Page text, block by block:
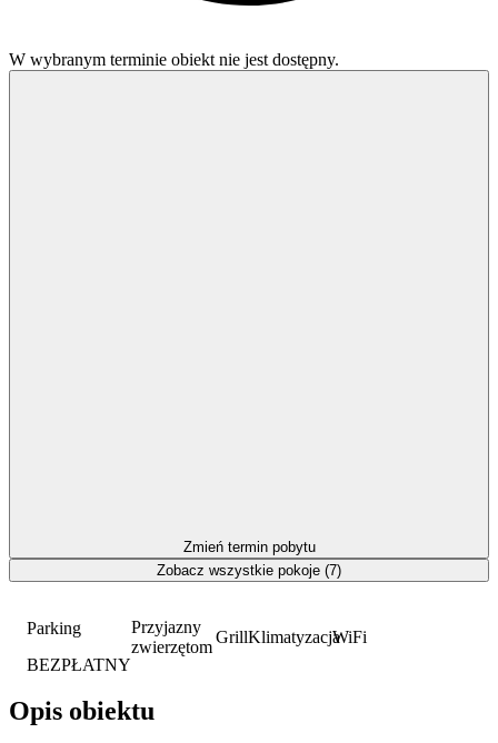
Parking
BEZPŁATNY
Przyjazny
zwierzętom
GrillKlimatyzacjaWiFi
Opis obiektu
W wybranym terminie obiekt nie jest dostępny.
Zmień termin pobytu
Zobacz wszystkie pokoje (7)